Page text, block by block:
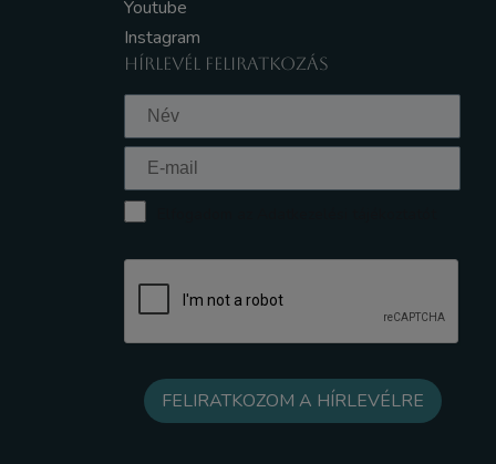
Youtube
Instagram
HÍRLEVÉL FELIRATKOZÁS